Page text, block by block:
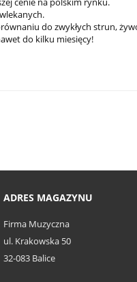
do zwykłych strun,
do kilku miesięcy!
ADRES MAGAZYNU
Firma Muzyczna
ul. Krakowska 50
32-083 Balice